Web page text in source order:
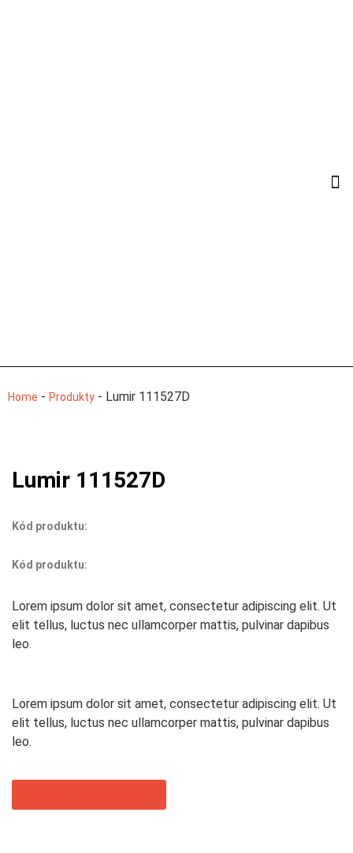
Home - Produkty - Lumir 111527D
Lumir 111527D
Kód produktu:
Kód produktu:
Lorem ipsum dolor sit amet, consectetur adipiscing elit. Ut
elit tellus, luctus nec ullamcorper mattis, pulvinar dapibus
leo.
Lorem ipsum dolor sit amet, consectetur adipiscing elit. Ut
elit tellus, luctus nec ullamcorper mattis, pulvinar dapibus
leo.